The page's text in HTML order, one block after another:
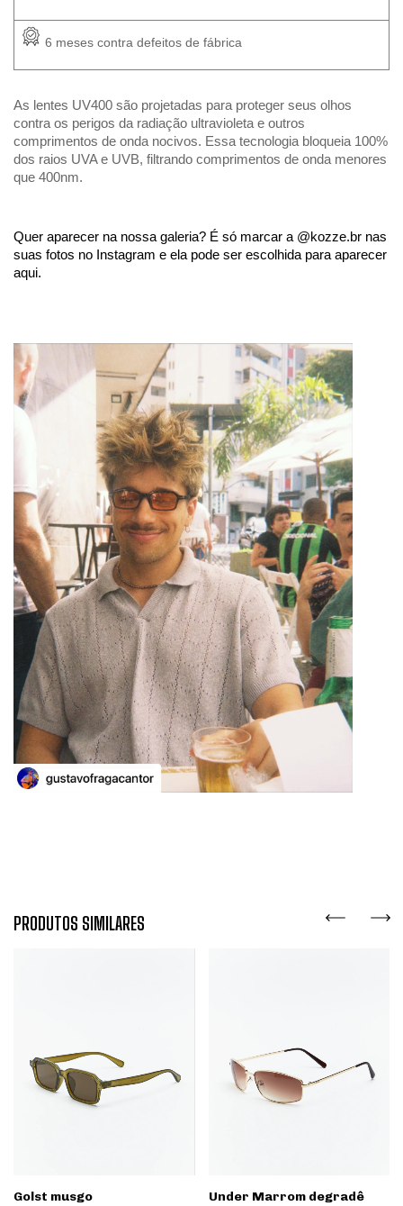
6 meses contra defeitos de fábrica
As lentes UV400 são projetadas para proteger seus olhos
contra os perigos da radiação ultravioleta e outros
comprimentos de onda nocivos. Essa tecnologia bloqueia 100%
dos raios UVA e UVB, filtrando comprimentos de onda menores
que 400nm.
Quer aparecer na nossa galeria? É só marcar a @kozze.br nas
suas fotos no Instagram e ela pode ser escolhida para aparecer
aqui.
PRODUTOS SIMILARES
Golst musgo
Under Marrom degradê